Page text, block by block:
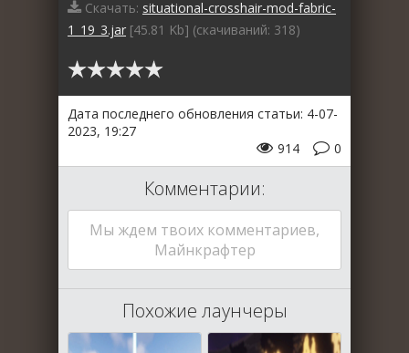
Скачать: situational-crosshair-mod-fabric-
1_19_3.jar [45.81 Kb] (cкачиваний: 318)
Дата последнего обновления статьи: 4-07-
2023, 19:27
0
914
Комментарии:
Мы ждем твоих комментариев,
Майнкрафтер
Похожие лаунчеры